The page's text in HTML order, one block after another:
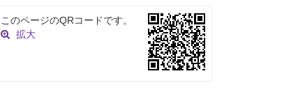
このページのQRコードです。
拡大